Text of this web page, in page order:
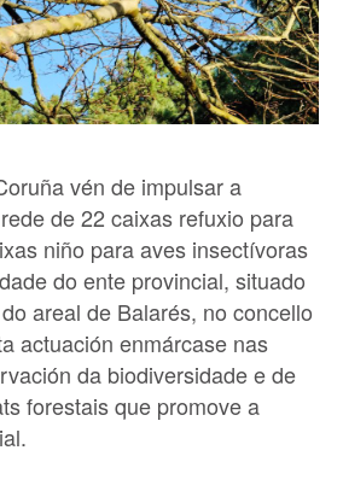
vén de impulsar a
de 22 caixas refuxio para
niño para aves insectívoras
do ente provincial, situado
areal de Balarés, no concello
actuación enmárcase nas
da biodiversidade e de
forestaisque promove a